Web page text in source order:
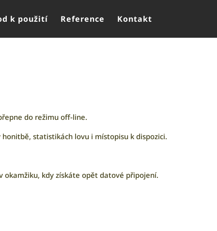
k použití Reference Kontakt
do režimu off-line.
statistikách lovu i místopisu k dispozici.
okamžiku, kdy získáte opět datové připojení.